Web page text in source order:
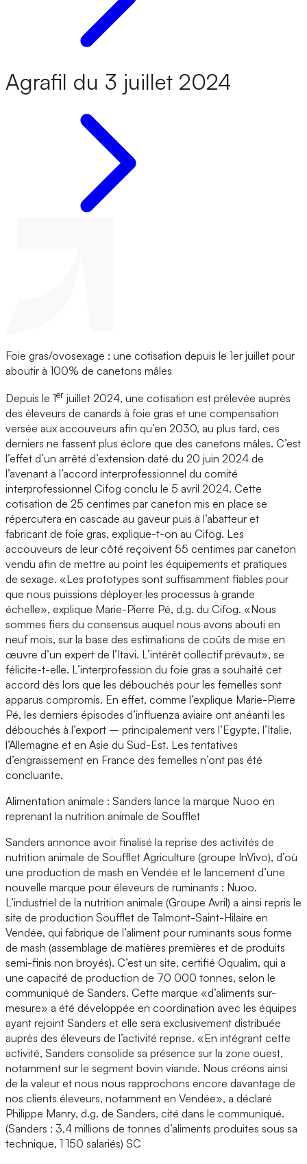
Agrafil du 3 juillet 2024
Foie gras/ovosexage : une cotisation depuis le 1er juillet pour
aboutir à 100% de canetons mâles
Depuis le 1er juillet 2024, une cotisation est prélevée auprès
des éleveurs de canards à foie gras et une compensation
versée aux accouveurs afin qu’en 2030, au plus tard, ces
derniers ne fassent plus éclore que des canetons mâles. C’est
l’effet d’un arrêté d’extension daté du 20 juin 2024 de
l’avenant à l’accord interprofessionnel du comité
interprofessionnel Cifog conclu le 5 avril 2024. Cette
cotisation de 25 centimes par caneton mis en place se
répercutera en cascade au gaveur puis à l’abatteur et
fabricant de foie gras, explique-t-on au Cifog. Les
accouveurs de leur côté reçoivent 55 centimes par caneton
vendu afin de mettre au point les équipements et pratiques
de sexage. «Les prototypes sont suffisamment fiables pour
que nous puissions déployer les processus à grande
échelle», explique Marie-Pierre Pé, d.g. du Cifog. «Nous
sommes fiers du consensus auquel nous avons abouti en
neuf mois, sur la base des estimations de coûts de mise en
œuvre d’un expert de l’Itavi. L’intérêt collectif prévaut», se
félicite-t-elle. L’interprofession du foie gras a souhaité cet
accord dès lors que les débouchés pour les femelles sont
apparus compromis. En effet, comme l’explique Marie-Pierre
Pé, les derniers épisodes d’influenza aviaire ont anéanti les
débouchés à l’export – principalement vers l’Egypte, l’Italie,
l’Allemagne et en Asie du Sud-Est. Les tentatives
d’engraissement en France des femelles n’ont pas été
concluante.
Alimentation animale : Sanders lance la marque Nuoo en
reprenant la nutrition animale de Soufflet
Sanders annonce avoir finalisé la reprise des activités de
nutrition animale de Soufflet Agriculture (groupe InVivo), d’où
une production de mash en Vendée et le lancement d’une
nouvelle marque pour éleveurs de ruminants : Nuoo.
L’industriel de la nutrition animale (Groupe Avril) a ainsi repris le
site de production Soufflet de Talmont-Saint-Hilaire en
Vendée, qui fabrique de l’aliment pour ruminants sous forme
de mash (assemblage de matières premières et de produits
semi-finis non broyés). C’est un site, certifié Oqualim, qui a
une capacité de production de 70 000 tonnes, selon le
communiqué de Sanders. Cette marque «d’aliments sur-
mesure» a été développée en coordination avec les équipes
ayant rejoint Sanders et elle sera exclusivement distribuée
auprès des éleveurs de l’activité reprise. «En intégrant cette
activité, Sanders consolide sa présence sur la zone ouest,
notamment sur le segment bovin viande. Nous créons ainsi
de la valeur et nous nous rapprochons encore davantage de
nos clients éleveurs, notamment en Vendée», a déclaré
Philippe Manry, d.g. de Sanders, cité dans le communiqué.
(Sanders : 3,4 millions de tonnes d’aliments produites sous sa
technique, 1 150 salariés) SC